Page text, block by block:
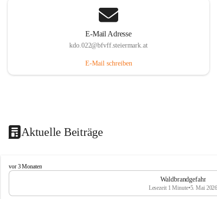
E-Mail Adresse
kdo.022@bfvff.steiermark.at
E-Mail schreiben
Aktuelle Beiträge
F
r
i
vor 3 Monaten
Waldbrandgefahr
Lesezeit 1 Minute•5. Mai